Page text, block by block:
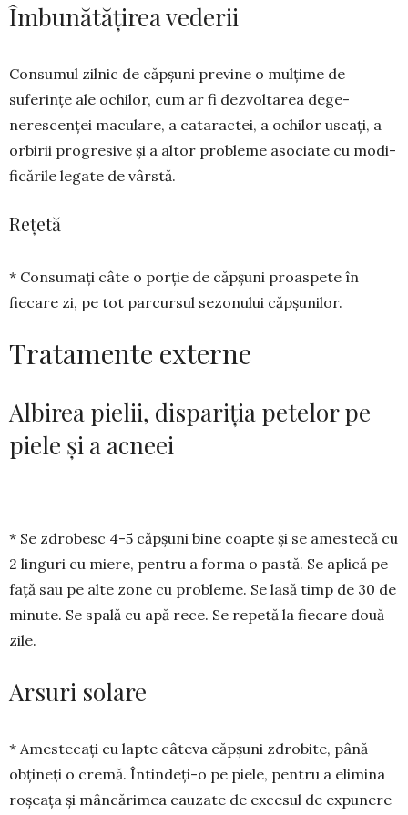
Îmbunătățirea vederii
Consumul zilnic de căpșuni pre­­vine o mulțime de
suferințe ale ochilor, cum ar fi dezvoltarea de­ge­
nerescenței maculare, a cata­rac­tei, a ochilor uscați, a
orbirii progresive și a altor probleme asociate cu modi­
ficările legate de vâr­stă.
Rețetă
* Consumați câte o porție de căpșuni proas­pete în
fiecare zi, pe tot parcursul sezonului căp­șunilor.
Tratamente externe
Albirea pielii, dispariția petelor pe
piele și a acneei
* Se zdrobesc 4-5 căpșuni bine coapte și se amestecă cu
2 linguri cu miere, pentru a forma o pastă. Se aplică pe
față sau pe alte zone cu pro­bleme. Se lasă timp de 30 de
minute. Se spală cu apă rece. Se repetă la fiecare două
zile.
Arsuri solare
* Amestecați cu lapte câteva căpșuni zdro­bite, până
obțineți o cre­mă. Întindeți-o pe piele, pentru a elimina
roșeața și mâncărimea cauzate de excesul de expunere